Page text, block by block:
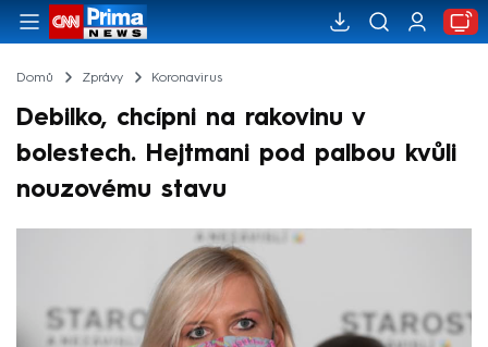
Domů Zprávy Koronavirus
Debilko, chcípni na rakovinu v
bolestech. Hejtmani pod palbou kvůli
nouzovému stavu